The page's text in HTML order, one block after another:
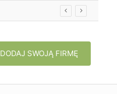
DODAJ SWOJĄ FIRMĘ